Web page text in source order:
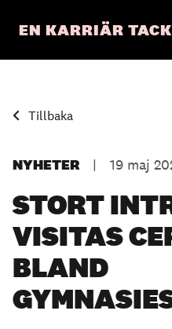
EN KARRIÄR
Tillbaka
NYHETER | 19 maj
STORT
VISITAS
BLAND